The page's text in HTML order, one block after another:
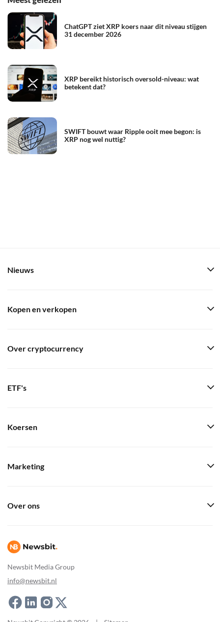
ChatGPT ziet XRP koers naar dit niveau stijgen
31 december 2026
XRP bereikt historisch oversold-niveau: wat
betekent dat?
SWIFT bouwt waar Ripple ooit mee begon: is
XRP nog wel nuttig?
Newsbit Media Group
info@newsbit.nl
Nieuws
Kopen en verkopen
Over cryptocurrency
ETF's
Koersen
Marketing
Over ons